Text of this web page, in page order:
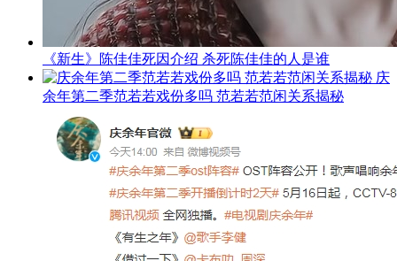
《新生》陈佳佳死因介绍 杀死陈佳佳的人是谁
庆
余年第二季范若若戏份多吗 范若若范闲关系揭秘